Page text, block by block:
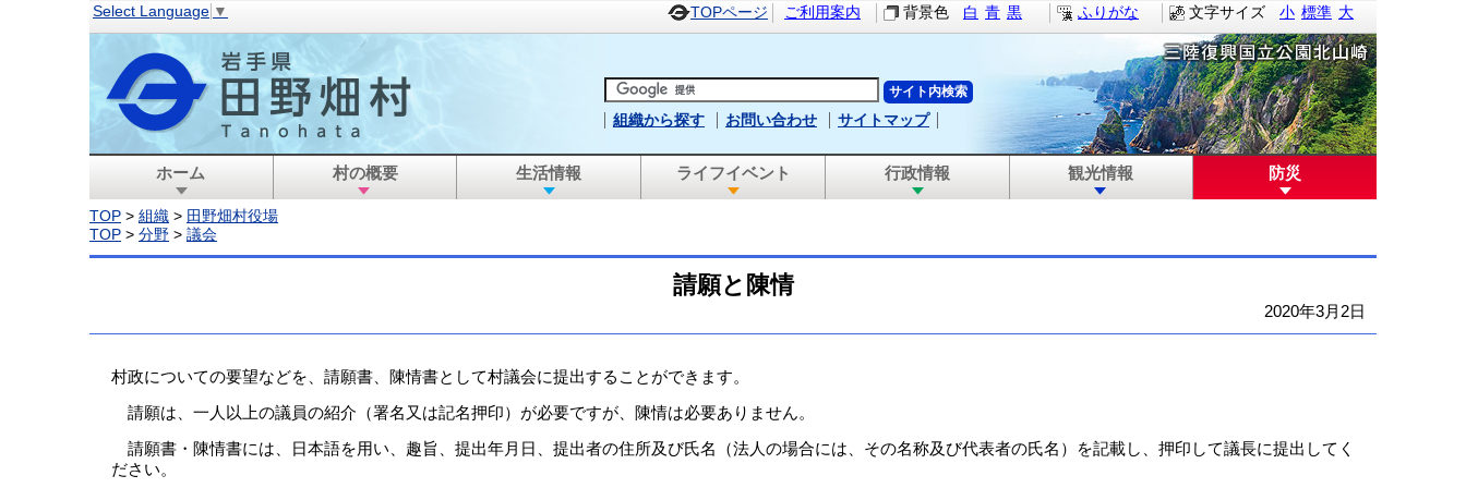
文字サイズ 小 標準 大
Select Language ▼ TOPページ ご利用案内 背景色 白 青 黒 ふりがな
組織から探す お問い合わせ サイトマップ
ホーム 村の概要 生活情報 ライフイベント 行政情報 観光情報 防災
TOP > 組織 > 田野畑村役場
TOP > 分野 > 議会
請願と陳情
2020年3月2日
村政についての要望などを、請願書、陳情書として村議会に提出することができます。
請願は、一人以上の議員の紹介（署名又は記名押印）が必要ですが、陳情は必要ありません。
請願書・陳情書には、日本語を用い、趣旨、提出年月日、提出者の住所及び氏名（法人の場合には、その名称及び代表者の氏名）を記載し、押印して議長に提出してく
ださい。